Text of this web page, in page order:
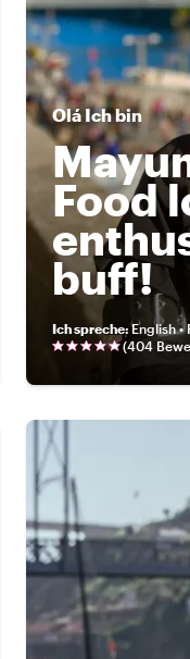
Olá Ich bin
Food
buff!
Ich spreche:English •
(404